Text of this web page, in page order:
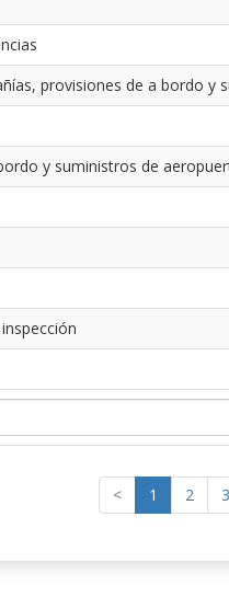
provisiones de a bordo
y suministros de
< 1 2 3